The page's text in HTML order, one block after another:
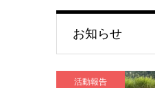
お知らせ
活動報告